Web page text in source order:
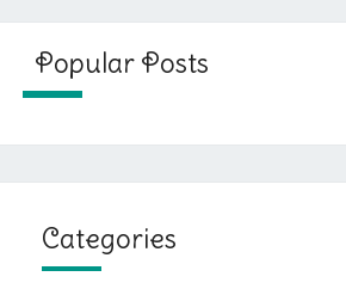
Popular Posts
Categories